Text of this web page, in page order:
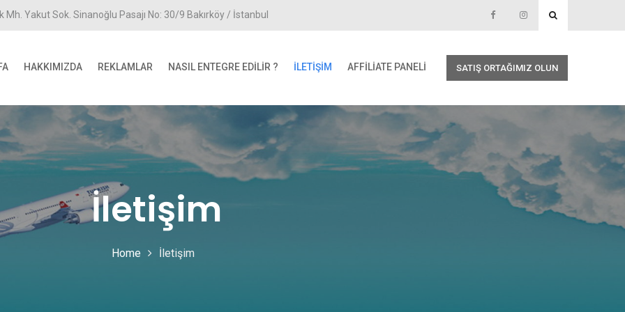
Mh. Yakut Sok. Sinanoğlu Pasajı No: 30/9 Bakırköy / İstanbul
SATIŞ ORTAĞIMIZ OLUN
HAKKIMIZDA REKLAMLAR NASIL ENTEGRE EDILIR ? İLETIŞIM AFFILIATE PANELI
İletişim
Home İletişim